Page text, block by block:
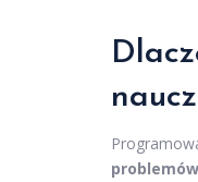
problemów